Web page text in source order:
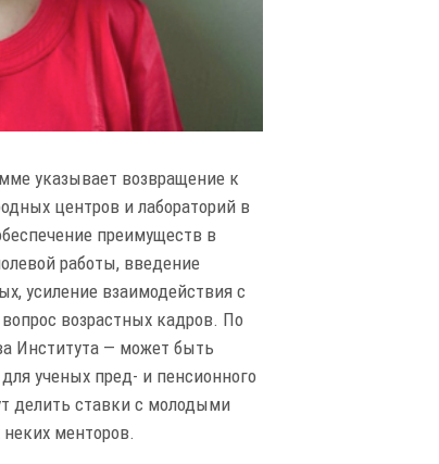
указывает возвращение к
центров и лабораторий в
преимуществ в
работы, введение
усиление взаимодействия с
возрастных кадров. По
Института — может быть
ученых пред- и пенсионного
делить ставки с молодыми
менторов.